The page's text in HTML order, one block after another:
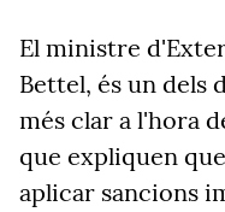
El ministre
Bettel, és un dels
més clar a l'hora
que expliquen
aplicar sancions